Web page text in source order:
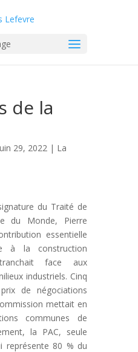
de la
29, 2022 | La
du Traité de
du Monde, Pierre
essentielle
à la construction
face aux
industriels. Cinq
de négociations
mettait en
communes de
la PAC, seule
représente 80 % du